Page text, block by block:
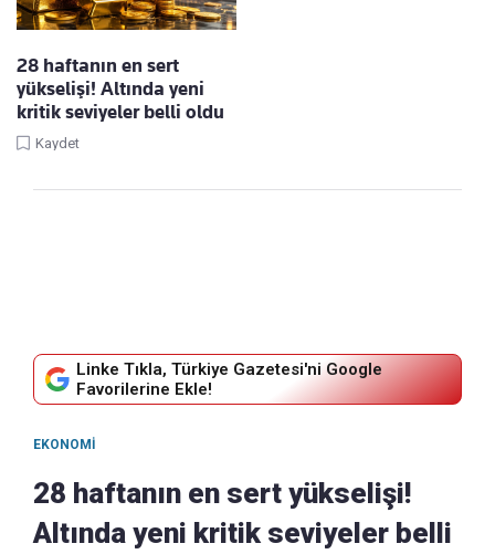
28 haftanın en sert
yükselişi! Altında yeni
kritik seviyeler belli oldu
Kaydet
Linke Tıkla, Türkiye Gazetesi'ni Google
Favorilerine Ekle!
EKONOMI
28 haftanın en sert yükselişi!
Altında yeni kritik seviyeler belli